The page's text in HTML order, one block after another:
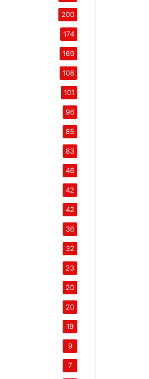
200
174
169
108
101
96
85
83
46
42
42
36
32
23
20
20
19
9
7